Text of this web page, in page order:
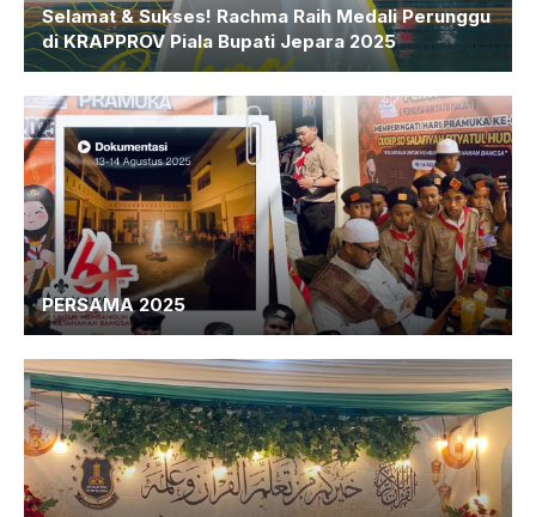
Selamat & Sukses! Rachma Raih Medali Perunggu
di KRAPPROV Piala Bupati Jepara 2025
PERSAMA 2025